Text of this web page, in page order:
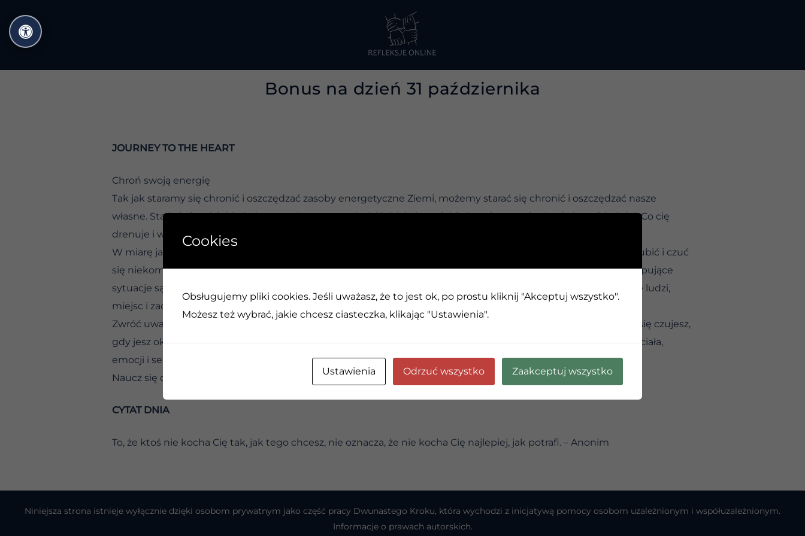
do
treści
Bonus na dzień 31 października
JOURNEY TO THE HEART
Chroń swoją energię
Tak jak staramy się chronić i oszczędzać zasoby energetyczne Ziemi, możemy starać się chronić i oszczędzać nasze
własne. Stań się bardziej świadomy wpływu rzeczy, ludzi i działań na ciebie i twoją energię. Co cię karmi, ładuje? Co cię
drenuje i wyczerpuje?
W miarę jak będziesz się rozwijać i stawać się bardziej wrażliwym na to, jak się czujesz, naturalnie zaczniesz nie lubić i czuć
się niekomfortowo z tym, co cię drenuje lub negatywnie wpływa na twoją energię. Tak, niektóre trudne, wyczerpujące
sytuacje są nieuniknione. Możemy jednak nauczyć się chronić w takich sytuacjach. Czasami musimy pozbyć się ludzi,
miejsc i zachowań, które już na nas nie działają, które nas drenują, wyczerpują i dołują.
Zwróć uwagę na wpływ pewnych osób, miejsc, zachowań i wydarzeń na twoją energię. Zwróć uwagę na to, jak się czujesz,
gdy jesz określone pokarmy, pijesz określone napoje, chodzisz w określone miejsca. Naucz się słuchać swojego ciała,
emocji i serca. Przygotuj się na odpuszczenie niektórych rzeczy i osób po drodze. Bądź dla siebie łagodny.
Naucz się oszczędzać swoją energię. To cenny i wartościowy zasób.
CYTAT DNIA
To, że ktoś nie kocha Cię tak, jak tego chcesz, nie oznacza, że nie kocha Cię najlepiej, jak potrafi. – Anonim
Niniejsza strona istnieje wyłącznie dzięki osobom prywatnym jako część pracy Dwunastego Kroku, która wychodzi z inicjatywą pomocy osobom uzależnionym i współuzależnionym.
Informacje o prawach autorskich.
Cookies
Obsługujemy pliki cookies. Jeśli uważasz, że to jest ok, po prostu kliknij "Akceptuj wszystko".
Możesz też wybrać, jakie chcesz ciasteczka, klikając "Ustawienia".
Ustawienia Odrzuć wszystko Zaakceptuj wszystko